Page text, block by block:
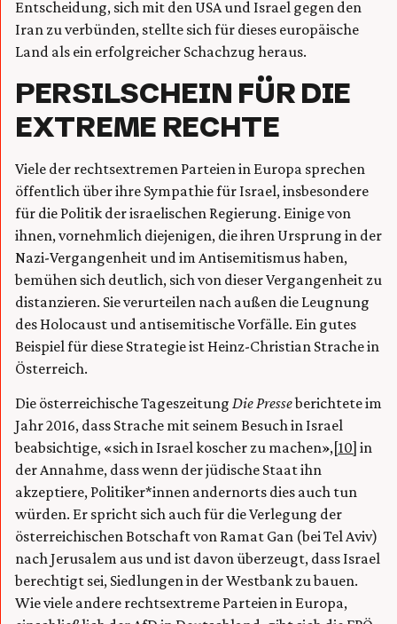
Entscheidung, sich mit den USA und Israel gegen den
Iran zu verbünden, stellte sich für dieses europäische
Land als ein erfolgreicher Schachzug heraus.
PERSILSCHEIN FÜR DIE
EXTREME RECHTE
Viele der rechtsextremen Parteien in Europa sprechen
öffentlich über ihre Sympathie für Israel, insbesondere
für die Politik der israelischen Regierung. Einige von
ihnen, vornehmlich diejenigen, die ihren Ursprung in der
Nazi-Vergangenheit und im Antisemitismus haben,
bemühen sich deutlich, sich von dieser Vergangenheit zu
distanzieren. Sie verurteilen nach außen die Leugnung
des Holocaust und antisemitische Vorfälle. Ein gutes
Beispiel für diese Strategie ist Heinz-Christian Strache in
Österreich.
Die österreichische Tageszeitung Die Presseberichtete im
Jahr 2016, dass Strache mit seinem Besuch in Israel
beabsichtige, «sich in Israel koscher zu machen»,[10] in
der Annahme, dass wenn der jüdische Staat ihn
akzeptiere, Politiker*innen andernorts dies auch tun
würden. Er spricht sich auch für die Verlegung der
österreichischen Botschaft von Ramat Gan (bei Tel Aviv)
nach Jerusalem aus und ist davon überzeugt, dass Israel
berechtigt sei, Siedlungen in der Westbank zu bauen.
Wie viele andere rechtsextreme Parteien in Europa,